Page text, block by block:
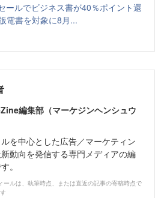
ールでビジネス書が40％ポイント還
電書を対象に8月...
編集部（マーケジンヘンシュウ
を中心とした広告／マーケティン
動向を発信する専門メディアの編
。
ールは、執筆時点、または直近の記事の寄稿時点で